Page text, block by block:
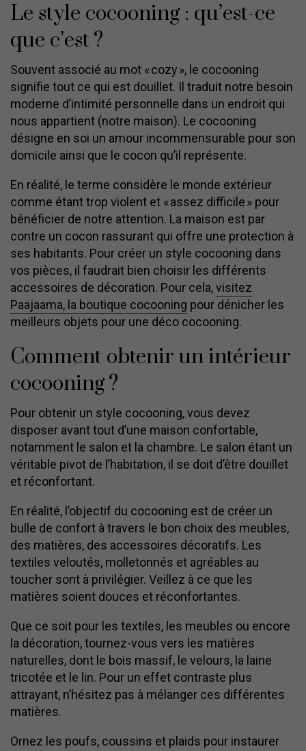
Le style cocooning : qu’est-ce
que c’est ?
Souvent associé au mot « cozy », le cocooning
signifie tout ce qui est douillet. Il traduit notre besoin
moderne d’intimité personnelle dans un endroit qui
nous appartient (notre maison). Le cocooning
désigne en soi un amour incommensurable pour son
domicile ainsi que le cocon qu’il représente.
En réalité, le terme considère le monde extérieur
comme étant trop violent et « assez difficile » pour
bénéficier de notre attention. La maison est par
contre un cocon rassurant qui offre une protection à
ses habitants. Pour créer un style cocooning dans
vos pièces, il faudrait bien choisir les différents
accessoires de décoration. Pour cela,visitez
Paajaama, la boutique cocooning pour dénicher les
meilleurs objets pour une déco cocooning.
Comment obtenir un intérieur
cocooning ?
Pour obtenir un style cocooning, vous devez
disposer avant tout d’une maison confortable,
notamment le salon et la chambre. Le salon étant un
véritable pivot de l’habitation, il se doit d’être douillet
et réconfortant.
En réalité, l’objectif du cocooning est de créer un
bulle de confort à travers le bon choix des meubles,
des matières, des accessoires décoratifs. Les
textiles veloutés, molletonnés et agréables au
toucher sont à privilégier. Veillez à ce que les
matières soient douces et réconfortantes.
Que ce soit pour les textiles, les meubles ou encore
la décoration, tournez-vous vers les matières
naturelles, dont le bois massif, le velours, la laine
tricotée et le lin. Pour un effet contraste plus
attrayant, n’hésitez pas à mélanger ces différentes
matières.
Ornez les poufs, coussins et plaids pour instaurer